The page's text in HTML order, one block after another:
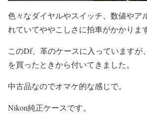
色々なダイヤルやスイッチ、数値やア
れていてややこしさに拍車がかかります
このDf、革のケースに入っていますが
を買ったときから付いてきました。
中古品なのでオマケ的な感じで。
Nikon純正ケースです。